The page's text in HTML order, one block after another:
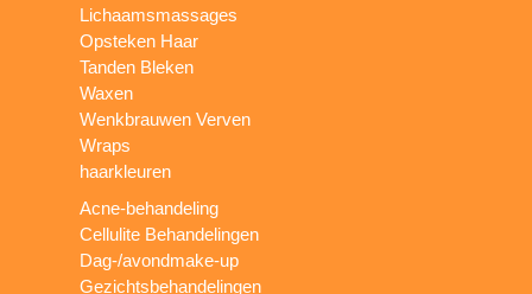
Lichaamsmassages
Opsteken Haar
Tanden Bleken
Waxen
Wenkbrauwen Verven
Wraps
haarkleuren
Acne-behandeling
Cellulite Behandelingen
Dag-/avondmake-up
Gezichtsbehandelingen